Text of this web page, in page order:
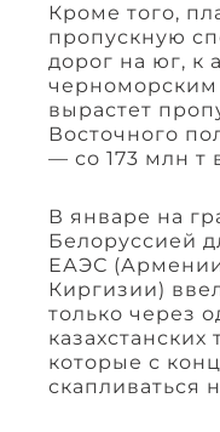
Кроме того,
пропускную
дорог на юг, к
черноморским
вырастет
Восточного
— со 173 млн т
В январе на
Белоруссией
ЕАЭС
Киргизии)
только через
которые с
скапливаться